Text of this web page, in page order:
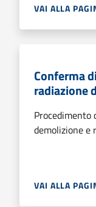
VAI ALLA
Conferma
radiazione
Procedimento
demolizione e
VAI ALLA